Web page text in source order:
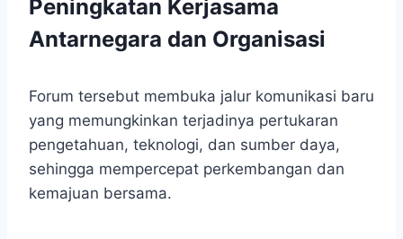
Peningkatan Kerjasama
Antarnegara dan Organisasi
Forum tersebut membuka jalur komunikasi baru
yang memungkinkan terjadinya pertukaran
pengetahuan, teknologi, dan sumber daya,
sehingga mempercepat perkembangan dan
kemajuan bersama.